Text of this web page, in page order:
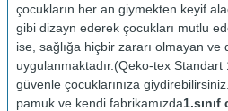
çocukların her an giymekten keyif
gibi dizayn ederek çocukları mutlu
ise, sağlığa hiçbir zararı olmayan
uygulanmaktadır.(Qeko-tex
güvenle çocuklarınıza giydirebilirsiniz.
pamuk ve kendi fabrikamızda